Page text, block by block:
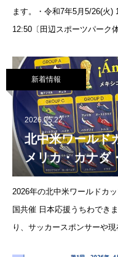
ます。・令和7年5月5/26(火
12:50〔田辺スポーツパー
新着情報
2026.05.22
北中米ワールド
メリカ・カナダ
2026年の北中米ワールドカ
国共催 日本応援うちわでき
り、サッカースポンサーや